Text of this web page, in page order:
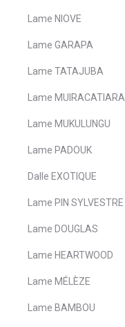
Lame NIOVE
Lame GARAPA
Lame TATAJUBA
Lame MUIRACATIARA
Lame MUKULUNGU
Lame PADOUK
Dalle EXOTIQUE
Lame PIN SYLVESTRE
Lame DOUGLAS
Lame HEARTWOOD
Lame MÉLÈZE
Lame BAMBOU